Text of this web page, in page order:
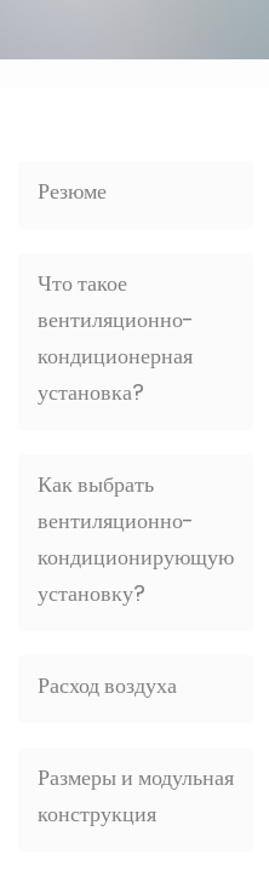
Резюме
Что такое
вентиляционно-
кондиционерная
установка?
Как выбрать
вентиляционно-
кондиционирующую
установку?
Расход воздуха
Размеры и модульная
конструкция